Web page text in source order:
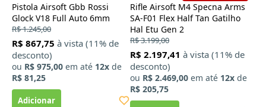
Pistola Airsoft Gbb Rossi
Glock V18 Full Auto 6mm
R$ 1.245,00
R$ 867,75 à vista (11% de
desconto)
ou R$ 975,00 em até 12x de
R$ 81,25
Rifle Airsoft M4 Specna Arms
SA-F01 Flex Half Tan Gatilho
Hal Etu Gen 2
R$ 3.199,00
R$ 2.197,41 à vista (11% de
desconto)
ou R$ 2.469,00 em até 12x de
R$ 205,75